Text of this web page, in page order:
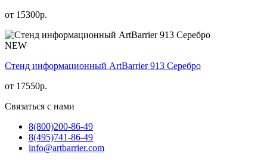
от 15300р.
NEW
Стенд информационный АrtBarrier 913 Серебро
от 17550р.
Связаться с нами
8(800)200-86-49
8(495)741-86-49
info@artbarrier.com